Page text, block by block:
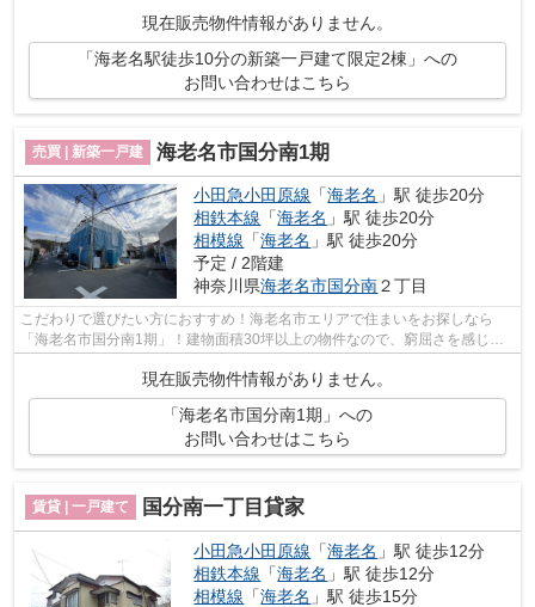
現在販売物件情報がありません。
「海老名駅徒歩10分の新築一戸建て限定2棟」への
お問い合わせはこちら
売買 | 新築一戸建 海老名市国分南1期
小田急小田原線 「海老名 」駅 徒歩20分
相鉄本線 「海老名 」駅 徒歩20分
相模線 「海老名 」駅 徒歩20分
予定 / 2階建
神奈川県海老名市国分南２丁目
こだわりで選びたい方におすすめ！海老名市エリアで住まいをお探しなら
「海老名市国分南1期」！建物面積30坪以上の物件なので、窮屈さを感じさ
せない室内！物件の購入をご予定なら、47...
現在販売物件情報がありません。
「海老名市国分南1期」への
お問い合わせはこちら
賃貸 | 一戸建て 国分南一丁目貸家
小田急小田原線 「海老名 」駅 徒歩12分
相鉄本線 「海老名 」駅 徒歩12分
相模線 「海老名 」駅 徒歩15分